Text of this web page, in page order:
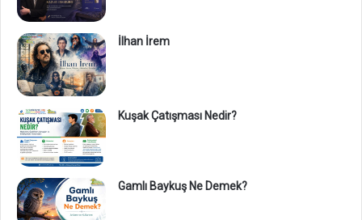
İlhan İrem
Kuşak Çatışması Nedir?
Gamlı Baykuş Ne Demek?